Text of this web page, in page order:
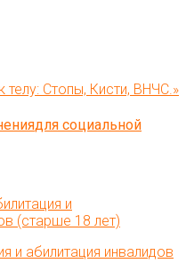
телу: Стопы, Кисти, ВНЧС.»
для социальной
и абилитация инвалидов